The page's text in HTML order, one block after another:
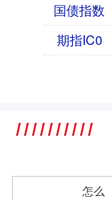
国债指数
期指IC0
怎么